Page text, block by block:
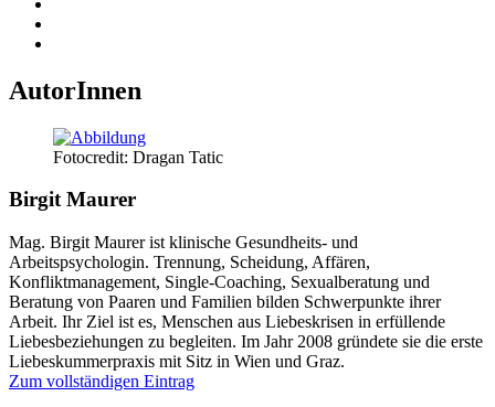
AutorInnen
Fotocredit: Dragan Tatic
Birgit Maurer
Mag. Birgit Maurer ist klinische Gesundheits- und
Arbeitspsychologin. Trennung, Scheidung, Affären,
Konfliktmanagement, Single-Coaching, Sexualberatung und
Beratung von Paaren und Familien bilden Schwerpunkte ihrer
Arbeit. Ihr Ziel ist es, Menschen aus Liebeskrisen in erfüllende
Liebesbeziehungen zu begleiten. Im Jahr 2008 gründete sie die erste
Liebeskummerpraxis mit Sitz in Wien und Graz.
Zum vollständigen Eintrag